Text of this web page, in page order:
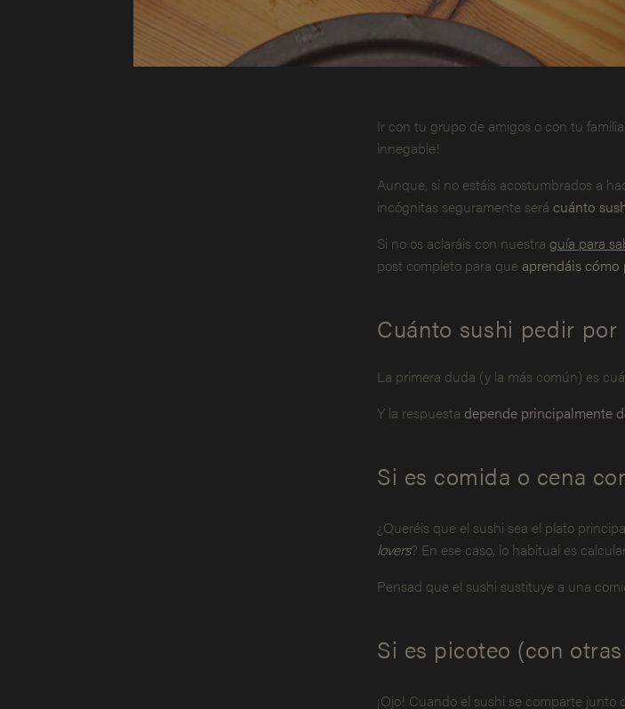
Ir con tu grupo de amigos o con tu
innegable!
Aunque, si no estáis acostumbrados a
incógnitas seguramente será cuánto
Si no os aclaráis con nuestra guía para
post completo para que aprendáis cómo
Cuánto sushi pedir
La primera duda (y la más común) es
Y la respuesta depende principalmente
Si es comida o cena
¿Queréis que el sushi sea el plato
lovers? En ese caso, lo habitual es
Pensad que el sushi sustituye a una
Si es picoteo (con
¡Ojo! Cuando el sushi se comparte